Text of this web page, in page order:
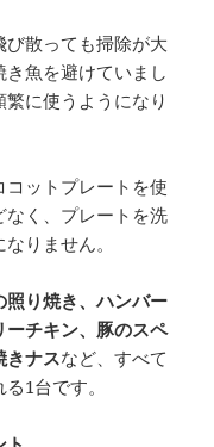
び散っても掃除が大
魚を避けていまし
に使うようになり
コットプレートを使
なく、プレートを洗
りません。
照り焼き、ハンバー
ーチキン、豚のスペ
きナスなど、すべて
1台です。